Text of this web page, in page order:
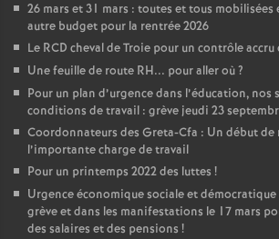
26 mars et 31 mars : toutes et tous mobilisées
autre budget pour la rentrée 2026
Le RCD cheval de Troie pour un contrôle
Une feuille de route RH... pour aller où?
Pour un plan d’urgence dans l’éducation, nos
conditions de travail : grève jeudi 23
Coordonnateurs des Greta-Cfa : Un début de
l’importante charge de travail
Pour un printemps 2022 des luttes !
Urgence économique sociale et
grève et dans les manifestations le 17 mars
des salaires et des pensions !